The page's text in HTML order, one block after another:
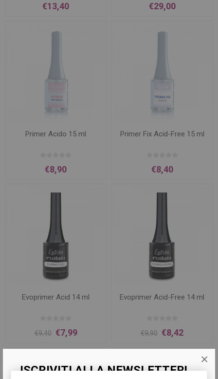
ISCRIVITI ALLA NEWSLETTER!
×
€13,40 €29,00
Primer Acido 15 ml
€8,90
Primer Fix Acid-Free 15 ml
€8,40
Evoprimer Acid 14 ml
€9,40 €7,99
Evoprimer Acid-Free 14 ml
€9,90 €8,42